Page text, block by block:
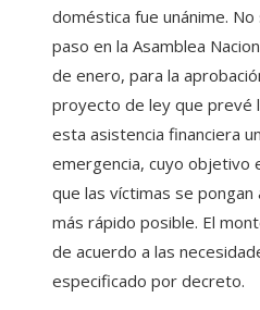
doméstica fue unánime.
paso en la Asamblea
de enero, para la
proyecto de ley que prevé
esta asistencia financiera
emergencia, cuyo objetivo
que las víctimas se pongan
más rápido posible. El
de acuerdo a las
especificado por decreto.